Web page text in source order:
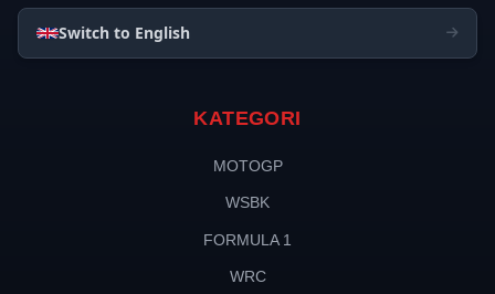
Switch to English
KATEGORI
MOTOGP
WSBK
FORMULA 1
WRC